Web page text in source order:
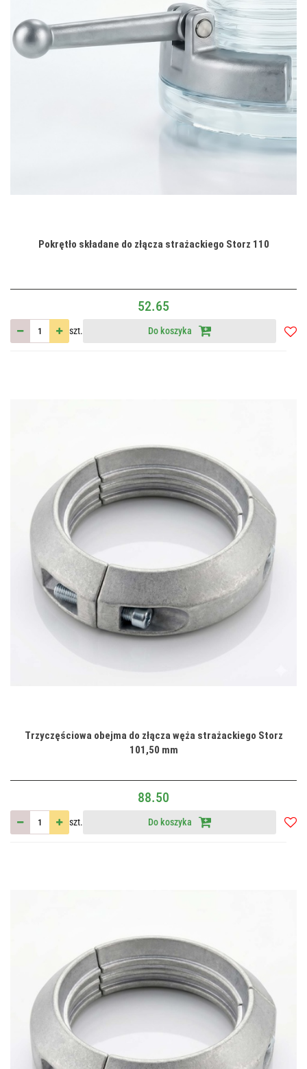
Pokrętło składane do złącza strażackiego Storz 110
52.65
szt. Do koszyka
Trzyczęściowa obejma do złącza węża strażackiego Storz
101,50 mm
88.50
szt. Do koszyka